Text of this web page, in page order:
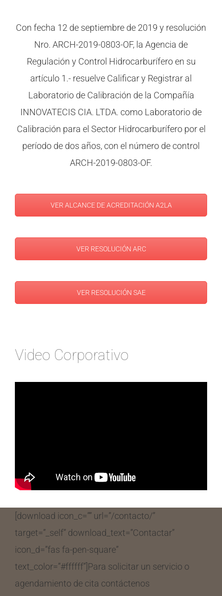
Con fecha 12 de septiembre de 2019 y resolución
Nro. ARCH-2019-0803-OF, la Agencia de
Regulación y Control Hidrocarburífero en su
artículo 1.- resuelve Calificar y Registrar al
Laboratorio de Calibración de la Compañía
INNOVATECIS CIA. LTDA. como Laboratorio de
Calibración para el Sector Hidrocarburífero por el
período de dos años, con el número de control
ARCH-2019-0803-OF.
VER ALCANCE DE ACREDITACIÓN A2LA
VER RESOLUCIÓN ARC
VER RESOLUCIÓN SAE
Video Corporativo
[download icon_c=”” url=”/contacto/”
target=”_self” download_text=”Contactar”
icon_d=”fas fa-pen-square”
text_color=”#ffffff”]Para solicitar un servicio o
agendamiento de cita contáctenos